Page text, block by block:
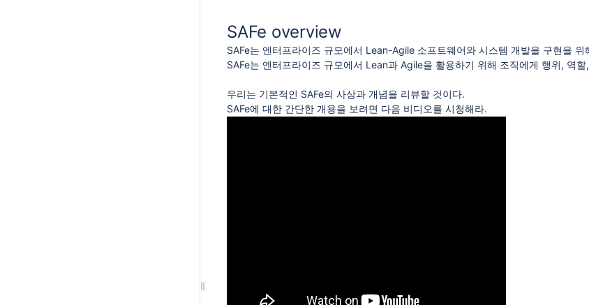
SAFe overview
SAFe는 엔터프라이즈 규모에서 Lean-Agile 소프트웨어와 시스템 개발을 구현을
SAFe는 엔터프라이즈 규모에서 Lean과 Agile을 활용하기 위해 조직에게 행위, 역
우리는 기본적인 SAFe의 사상과 개념을 리뷰할 것이다.
SAFe에 대한 간단한 개용을 보려면 다음 비디오를 시청해라.